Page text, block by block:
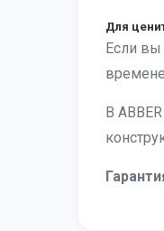
Для
Если вы
В